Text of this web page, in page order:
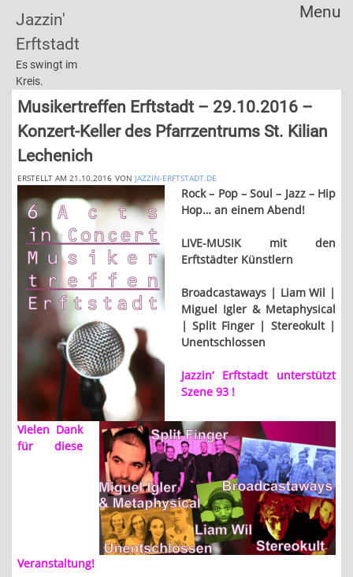
Jazzin'
Erftstadt
Es swingt im
Kreis.
Menu
Musikertreffen Erftstadt – 29.10.2016 –
Konzert-Keller des Pfarrzentrums St. Kilian
Lechenich
ERSTELLT AM 21.10.2016 VON JAZZIN-ERFTSTADT.DE
Rock – Pop – Soul – Jazz – Hip
Hop… an einem Abend!
LIVE-MUSIK mit den
Erftstädter Künstlern
Broadcastaways | Liam Wil |
Miguel Igler & Metaphysical
| Split Finger | Stereokult |
Unentschlossen
Jazzin‘ Erftstadt unterstützt
Szene 93 !
Vielen Dank
für diese
Veranstaltung!